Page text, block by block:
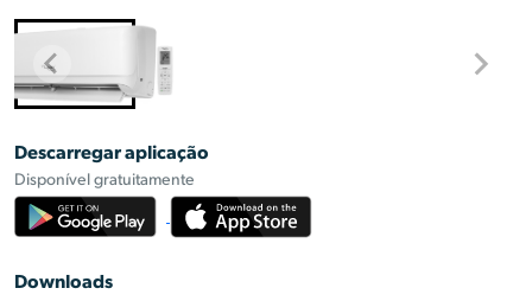
Descarregar aplicação
Disponível gratuitamente
Downloads